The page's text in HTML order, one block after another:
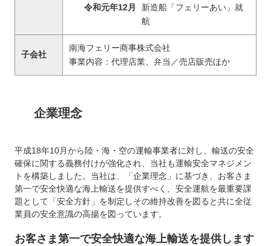
令和元年12月
新造船「フェリーあい」就
航
子会社
南海フェリー商事株式会社
事業内容：代理店業、弁当／売店販売ほか
企業理念
平成18年10月から陸・海・空の運輸事業者に対し、輸送の安全
確保に関する義務付けが強化され、当社も運輸安全マネジメン
トを構築しました。当社は、「企業理念」に基づき、お客さま
第一で安全快適な海上輸送を提供すべく、安全運航を最重要課
題として「安全方針」を制定しその維持改善を図ると共に全従
業員の安全意識の高揚を図っています。
お客さま第一で安全快適な海上輸送を提供します